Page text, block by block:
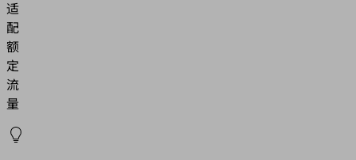
适
配
额
定
流
量